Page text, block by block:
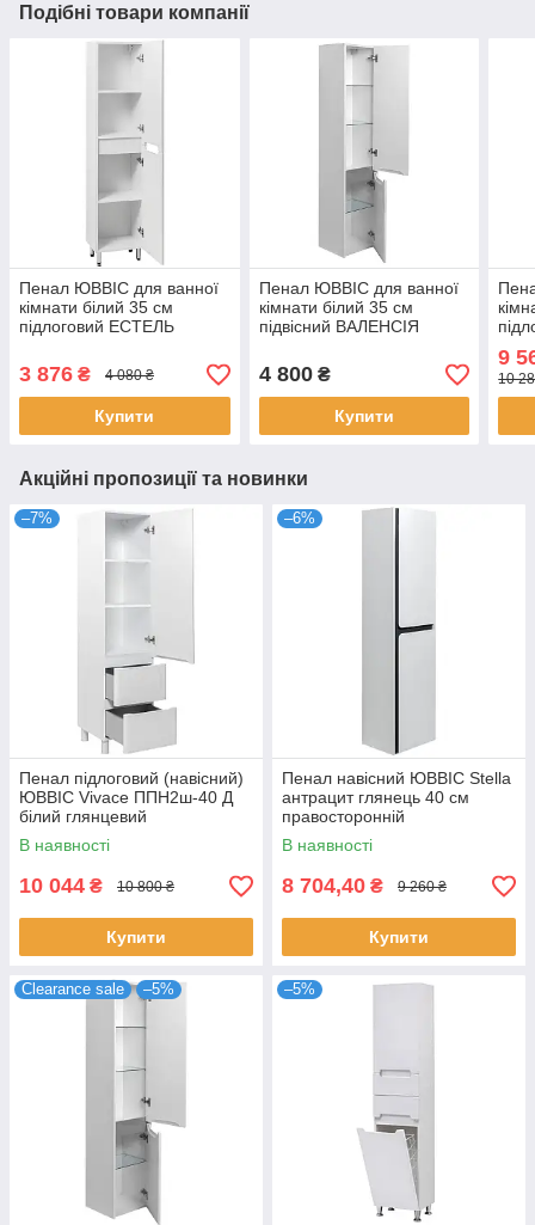
Подібні товари компанії
Пенал ЮВВІС для ванної
кімнати білий 35 см
підлоговий ЕСТЕЛЬ
3 876 ₴ 4 080 ₴
Купити
Пенал ЮВВІС для ванної
кімнати білий 35 см
підвісний ВАЛЕНСІЯ
4 800₴
Купити
9
10
Акційні пропозиції та новинки
–7%
Пенал підлоговий (навісний)
ЮВВІС Vivace ППН2ш-40 Д
білий глянцевий
правосторонній 40 см
В наявності
10 044 ₴ 10 800 ₴
Купити
–6%
Пенал навісний ЮВВІС Stella
антрацит глянець 40 см
правосторонній
В наявності
8 704,40 ₴ 9 260 ₴
Купити
Clearance sale –5% –5%